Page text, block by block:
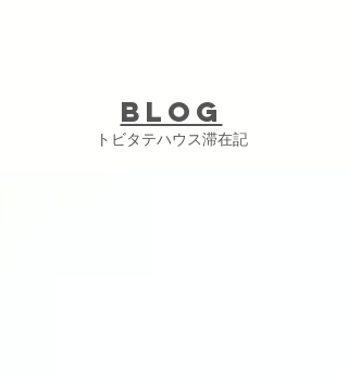
Blog
トビタテハウス滞在記